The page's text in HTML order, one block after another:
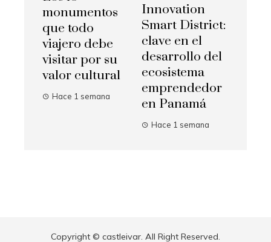
monumentos
que todo
viajero debe
visitar por su
valor cultural
Hace 1 semana
Innovation
Smart District:
clave en el
desarrollo del
ecosistema
emprendedor
en Panamá
Hace 1 semana
Copyright © castleivar. All Right Reserved.